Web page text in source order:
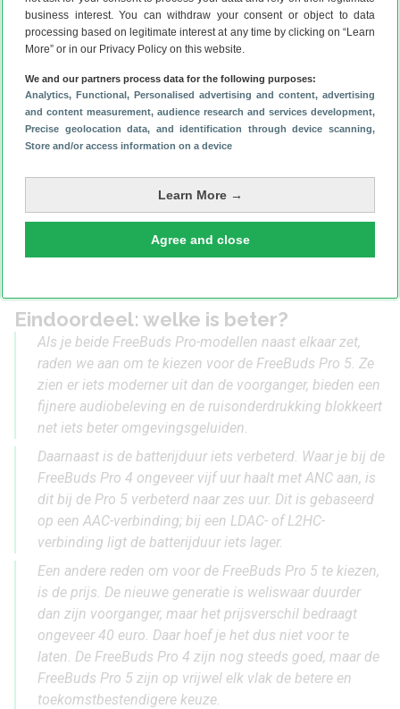
business interest. You can withdraw your consent or object to data
processing based on legitimate interest at any time by clicking on “Learn
More” or in our Privacy Policy on this website.
We and our partners process data for the following purposes:
Analytics, Functional, Personalised advertising and content, advertising
and content measurement, audience research and services development,
Precise geolocation data, and identification through device scanning,
Store and/or access information on a device
Learn More →
Agree and close
Dezelfde test heb ik dit jaar ook met de FreeBuds Pro 5
gedaan, en opnieuw bleven telefoongesprekken goed
verstaanbaar. Bellers hadden nauwelijks door dat er op de
achtergrond harde muziek speelde. Het algoritme dat dit
aanstuurt, doet zijn werk goed.
Het bijzondere aan dit algoritme is wanneer beide bellers
FreeBuds Pro’s gebruiken. Samen met mijn vriendin heb ik
geen van ons kon aan de achtergrondgeluiden horen dat we
buiten waren.
Eindoordeel: welke is beter?
Als je beide FreeBuds Pro-modellen naast elkaar zet,
raden we aan om te kiezen voor de FreeBuds Pro 5. Ze
zien er iets moderner uit dan de voorganger, bieden een
fijnere audiobeleving en de ruisonderdrukking blokkeert
net iets beter omgevingsgeluiden.
Daarnaast is de batterijduur iets verbeterd. Waar je bij de
FreeBuds Pro 4 ongeveer vijf uur haalt met ANC aan, is
dit bij de Pro 5 verbeterd naar zes uur. Dit is gebaseerd
op een AAC-verbinding; bij een LDAC- of L2HC-
verbinding ligt de batterijduur iets lager.
Een andere reden om voor de FreeBuds Pro 5 te kiezen,
is de prijs. De nieuwe generatie is weliswaar duurder
dan zijn voorganger, maar het prijsverschil bedraagt
ongeveer 40 euro. Daar hoef je het dus niet voor te
laten. De FreeBuds Pro 4 zijn nog steeds goed, maar de
FreeBuds Pro 5 zijn op vrijwel elk vlak de betere en
toekomstbestendigere keuze.